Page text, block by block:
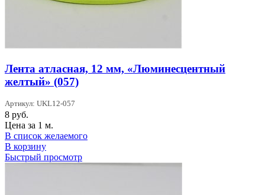
Лента атласная, 12 мм, «Люминесцентный
желтый» (057)
Артикул: UKL12-057
8 руб.
Цена за 1 м.
В список желаемого
В корзину
Быстрый просмотр